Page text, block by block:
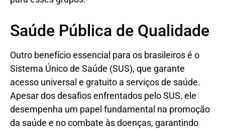
Saúde Pública de Qualidade
Outro benefício essencial para os brasileiros é o
Sistema Único de Saúde (SUS), que garante
acesso universal e gratuito a serviços de saúde.
Apesar dos desafios enfrentados pelo SUS, ele
desempenha um papel fundamental na promoção
da saúde e no combate às doenças, garantindo